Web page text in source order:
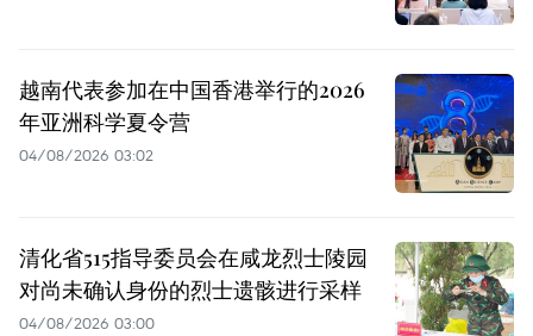
越南代表参加在中国香港举行的2026
年亚洲科学夏令营
04/08/2026 03:02
清化省515指导委员会在咸龙烈士陵园
对尚未确认身份的烈士遗骸进行采样
04/08/2026 03:00